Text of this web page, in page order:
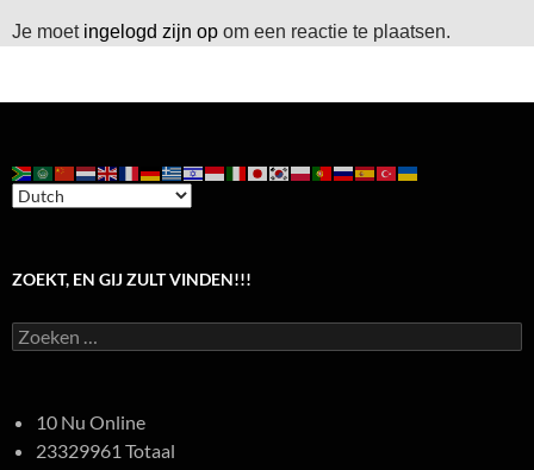
Je moet ingelogd zijn op om een reactie te plaatsen.
ZOEKT, EN GIJ ZULT VINDEN!!!
Zoeken
naar:
10 Nu Online
23329961 Totaal